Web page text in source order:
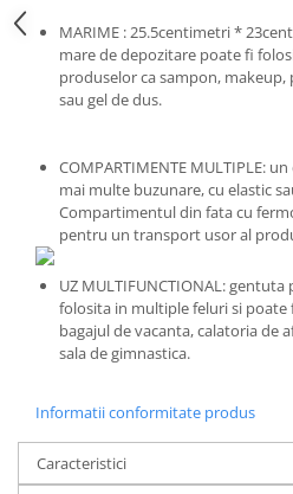
MARIME : 25.5centimetri *
mare de depozitare poate fi
produselor ca sampon, makeup,
sau gel de dus.
COMPARTIMENTE MULTIPLE:
mai multe buzunare, cu elastic
Compartimentul din fata cu
pentru un transport usor al
UZ MULTIFUNCTIONAL:
folosita in multiple feluri si poate
bagajul de vacanta, calatoria de
sala de gimnastica.
Informatii conformitate produs
Caracteristici